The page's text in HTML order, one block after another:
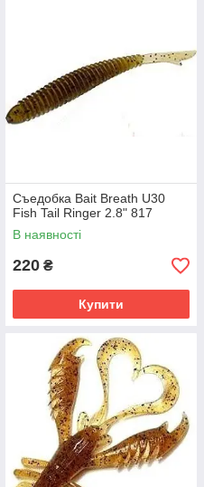
Съедобка Bait Breath U30
Fish Tail Ringer 2.8" 817
В наявності
220 ₴
Купити